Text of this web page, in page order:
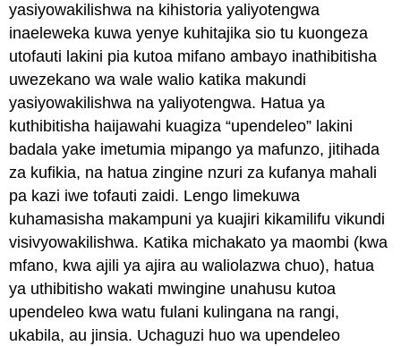
yasiyowakilishwa na kihistoria yaliyotengwa
inaeleweka kuwa yenye kuhitajika sio tu kuongeza
utofauti lakini pia kutoa mifano ambayo inathibitisha
uwezekano wa wale walio katika makundi
yasiyowakilishwa na yaliyotengwa. Hatua ya
kuthibitisha haijawahi kuagiza “upendeleo” lakini
badala yake imetumia mipango ya mafunzo, jitihada
za kufikia, na hatua zingine nzuri za kufanya mahali
pa kazi iwe tofauti zaidi. Lengo limekuwa
kuhamasisha makampuni ya kuajiri kikamilifu vikundi
visivyowakilishwa. Katika michakato ya maombi (kwa
mfano, kwa ajili ya ajira au waliolazwa chuo), hatua
ya uthibitisho wakati mwingine unahusu kutoa
upendeleo kwa watu fulani kulingana na rangi,
ukabila, au jinsia. Uchaguzi huo wa upendeleo